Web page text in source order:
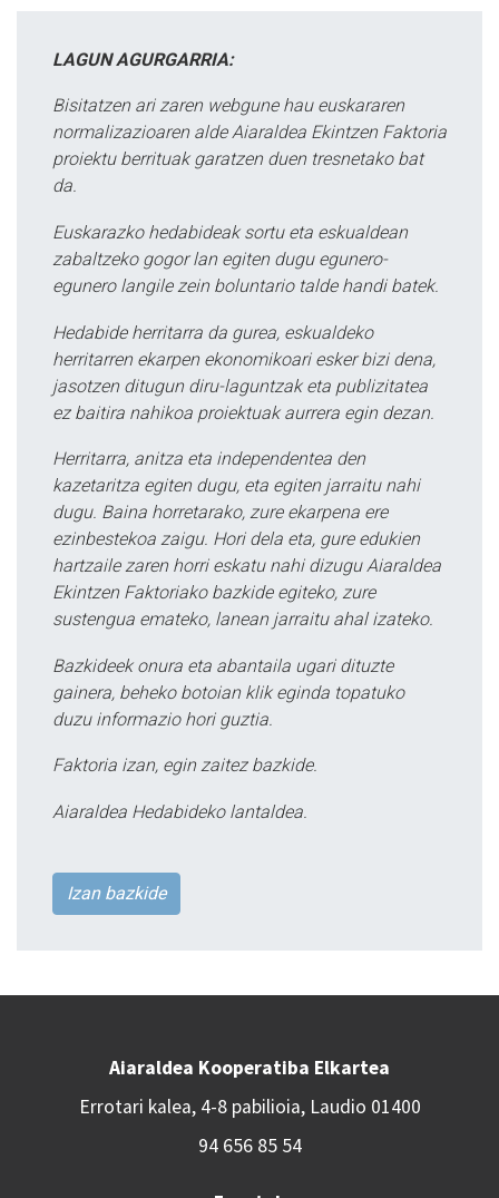
LAGUN AGURGARRIA:
Bisitatzen ari zaren webgune hau euskararen
normalizazioaren alde Aiaraldea Ekintzen Faktoria
proiektu berrituak garatzen duen tresnetako bat
da.
Euskarazko hedabideak sortu eta eskualdean
zabaltzeko gogor lan egiten dugu egunero-
egunero langile zein boluntario talde handi batek.
Hedabide herritarra da gurea, eskualdeko
herritarren ekarpen ekonomikoari esker bizi dena,
jasotzen ditugun diru-laguntzak eta publizitatea
ez baitira nahikoa proiektuak aurrera egin dezan.
Herritarra, anitza eta independentea den
kazetaritza egiten dugu, eta egiten jarraitu nahi
dugu. Baina horretarako, zure ekarpena ere
ezinbestekoa zaigu. Hori dela eta, gure edukien
hartzaile zaren horri eskatu nahi dizugu Aiaraldea
Ekintzen Faktoriako bazkide egiteko, zure
sustengua emateko, lanean jarraitu ahal izateko.
Bazkideek onura eta abantaila ugari dituzte
gainera, beheko botoian klik eginda topatuko
duzu informazio hori guztia.
Faktoria izan, egin zaitez bazkide.
Aiaraldea Hedabideko lantaldea.
Izan bazkide
Aiaraldea Kooperatiba Elkartea
Errotari kalea, 4-8 pabilioia, Laudio 01400
94 656 85 54